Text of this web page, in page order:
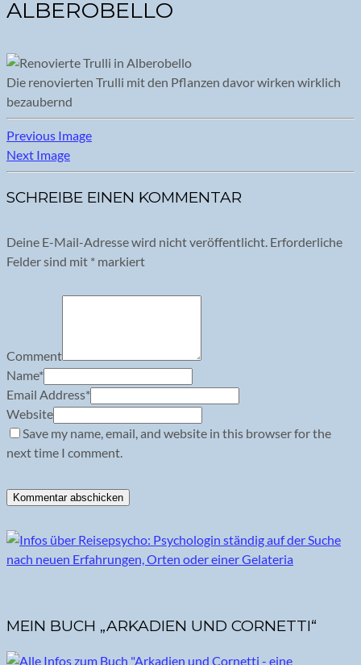
ALBEROBELLO
Die renovierten Trulli mit den Pflanzen davor wirken wirklich
bezaubernd
Previous Image
Next Image
SCHREIBE EINEN KOMMENTAR
Deine E-Mail-Adresse wird nicht veröffentlicht. Erforderliche
Felder sind mit * markiert
Comment
Name*
Email Address*
Website
Save my name, email, and website in this browser for the
next time I comment.
MEIN BUCH „ARKADIEN UND CORNETTI“